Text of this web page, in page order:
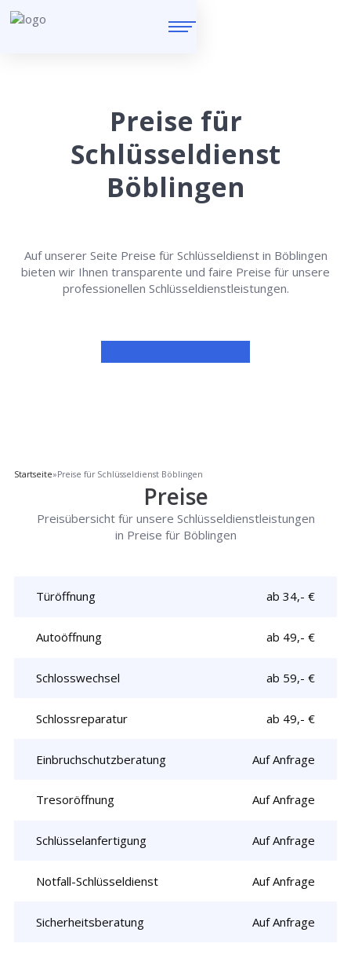
Preise für
Schlüsseldienst
Böblingen
Auf unserer Seite Preise für Schlüsseldienst in Böblingen
bieten wir Ihnen transparente und faire Preise für unsere
professionellen Schlüsseldienstleistungen.
Startseite»Preise für Schlüsseldienst Böblingen
Preise
Preisübersicht für unsere Schlüsseldienstleistungen
in Preise für Böblingen
Türöffnung ab 34,- €
Autoöffnung ab 49,- €
Schlosswechsel ab 59,- €
Schlossreparatur ab 49,- €
Einbruchschutzberatung Auf Anfrage
Tresoröffnung Auf Anfrage
Schlüsselanfertigung Auf Anfrage
Notfall-Schlüsseldienst Auf Anfrage
Sicherheitsberatung Auf Anfrage